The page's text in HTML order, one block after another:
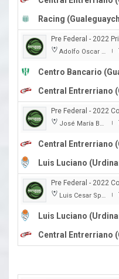
Racing
Pre Federal - 2022
Adolfo Oscar Capurro |
Centro Bancario
Central Entrerriano
Pre Federal - 2022
José María Bertora |
Central Entrerriano
Luis Luciano
Pre Federal - 2022
Luis Cesar Spiazzi |
Luis Luciano
Central Entrerriano